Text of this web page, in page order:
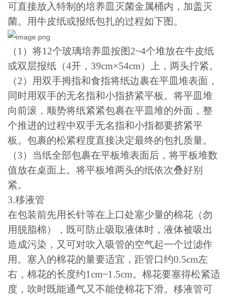
可直接放入特制的培养皿灭菌金属桶内，加盖灭
菌。用牛皮纸或报纸包扎的过程如下图。
（1 ）将12个玻璃培养皿按图 2~4个堆放在牛皮纸
或双层报纸（4开， 39cm×54cm）上，两头拧紧。
（2）用双手拇指和食指将纸边裹在平皿堆表面，
同时用双手的无名指和小指挤紧平板。将平皿堆
向前滚，顺势将纸紧紧包裹在平皿堆的外面，整
个推进的过程中双手无名指和小指都要挤紧平
板。包裹的松紧程度直接决定最终的包扎质量。
（3）当纸全部包裹在平板堆表面后，将平板堆数
值放在桌面上。将平板堆两头的纸依次叠好别
紧。
3.移液管
在包装前先用长针等在上口处塞少量的棉花（勿
用脱脂棉），既可防止吸取液体时，液体被吸出
造成污染，又可对吹入吸管的空气起一个过滤作
用。塞入的棉花的量要适宜，距管口约0.5cm左
右，棉花的长度约1cm~1.5cm。棉花要塞得松紧适
度，吹时既能通气又不能使棉花下滑。移液管可